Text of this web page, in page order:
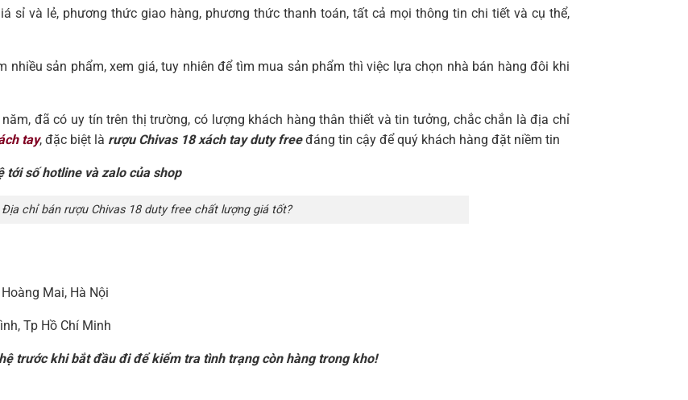
sỉ và lẻ, phương thức giao hàng, phương thức thanh toán, tất cả mọi thông tin chi tiết và cụ thể,
nhiều sản phẩm, xem giá, tuy nhiên để tìm mua sản phẩm thì việc lựa chọn nhà bán hàng đôi khi
đã có uy tín trên thị trường, có lượng khách hàng thân thiết và tin tưởng, chắc chắn là địa chỉ
tay, đặc biệt là rượu Chivas 18 xách tay duty freeđáng tin cậy để quý khách hàng đặt niềm tin
tới số hotline và zalo của shop
Địa chỉ bán rượu Chivas 18 duty free chất lượng giá tốt?
Mai, Hà Nội
Tp Hồ Chí Minh
trước khi bắt đầu đi để kiểm tra tình trạng còn hàng trong kho!